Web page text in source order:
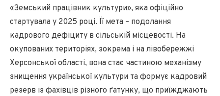
«Земський працівник культури», яка офіційно
стартувала у 2025 році. Її мета – подолання
кадрового дефіциту в сільській місцевості. На
окупованих територіях, зокрема і на лівобережжі
Херсонської області, вона стає частиною механізму
знищення української культури та формує кадровий
резерв із фахівців різного ґатунку, що приїжджають